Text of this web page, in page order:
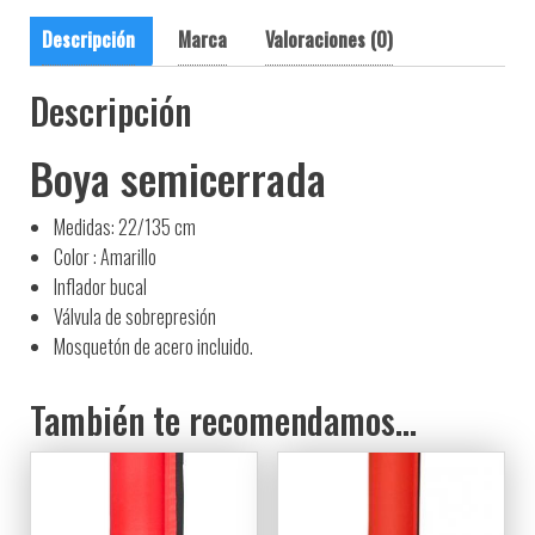
Descripción Marca Valoraciones (0)
Descripción
Boya semicerrada
Medidas: 22/135 cm
Color : Amarillo
Inflador bucal
Válvula de sobrepresión
Mosquetón de acero incluido.
También te recomendamos…